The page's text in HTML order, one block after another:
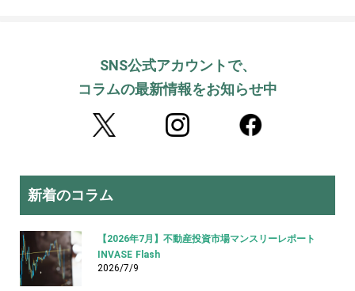
SNS公式アカウントで、
コラムの最新情報をお知らせ中
新着のコラム
【2026年7月】不動産投資市場マンスリーレポート
INVASE Flash
2026/7/9